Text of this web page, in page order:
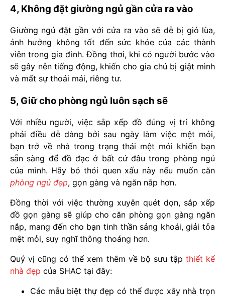
4, Không đặt giường ngủ gần cửa ra vào
Giường ngủ đặt gần với cửa ra vào sẽ dễ bị gió lùa,
ảnh hưởng không tốt đến sức khỏe của các thành
viên trong gia đình. Đồng thơi, khi có người bước vào
sẽ gây nên tiếng động, khiến cho gia chủ bị giật mình
và mất sự thoải mái, riêng tư.
5, Giữ cho phòng ngủ luôn sạch sẽ
Với nhiều người, việc sắp xếp đồ đúng vị trí không
phải điều dễ dàng bởi sau ngày làm việc mệt mỏi,
bạn trở về nhà trong trạng thái mệt mỏi khiến bạn
sẵn sàng để đồ đạc ở bất cứ đâu trong phòng ngủ
của mình. Hãy bỏ thói quen xấu này nếu muốn căn
phòng ngủ đẹp, gọn gàng và ngăn nắp hơn.
Đồng thời với việc thường xuyên quét dọn, sắp xếp
đồ gọn gàng sẽ giúp cho căn phòng gọn gàng ngăn
nắp, mang đến cho bạn tinh thần sảng khoái, giải tỏa
mệt mỏi, suy nghĩ thông thoáng hơn.
Quý vị cũng có thể xem thêm về bộ sưu tập thiết kế
nhà đẹp của SHAC tại đây:
Các mẫu biệt thự đẹp có thể được xây nhà trọn